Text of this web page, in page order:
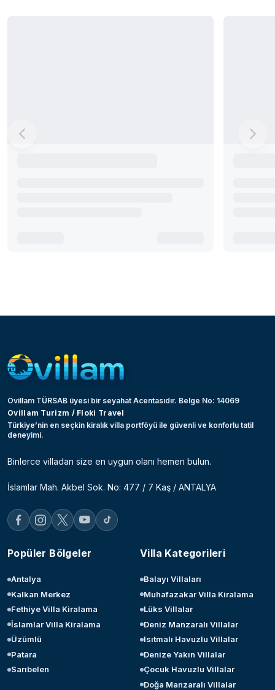
Ovillam TÜRSAB üyesi bir seyahat Acentasıdır. Belge No: 14069
Ovillam Turizm / Floki Travel
Türkiye’nin en seçkin kiralık villa portföyü ile güvenli ve konforlu tatil
deneyimi.
Binlerce villadan size en uygun olanı hemen bulun.
İslamlar Mah. Akbel Sok. No: 477 / 7 Kaş / ANTALYA
Popüler Bölgeler
Antalya
Kalkan Merkez
Fethiye Villa Kiralama
İslamlar Villa Kiralama
Üzümlü
Patara
Sarıbelen
Villa Kategorileri
Balayı Villaları
Muhafazakar Villa Kiralama
Lüks Villalar
Deniz Manzaralı Villalar
Isıtmalı Havuzlu Villalar
Denize Yakın Villalar
Çocuk Havuzlu Villalar
Doğa Manzaralı Villalar